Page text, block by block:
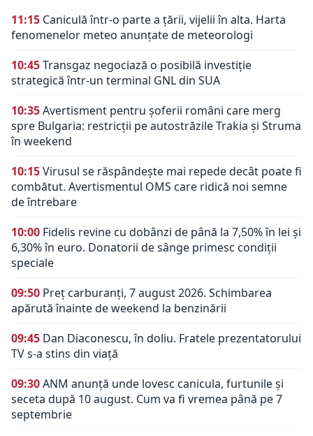
11:15 Caniculă într-o parte a țării, vijelii în alta. Harta
fenomenelor meteo anunțate de meteorologi
10:45Transgaz negociază o posibilă investiție
strategică într-un terminal GNL din SUA
10:35Avertisment pentru șoferii români care merg
spre Bulgaria: restricții pe autostrăzile Trakia și Struma
în weekend
10:15Virusul se răspândește mai repede decât poate fi
combătut. Avertismentul OMS care ridică noi semne
de întrebare
10:00 Fidelis revine cu dobânzi de până la 7,50% în lei și
6,30% în euro. Donatorii de sânge primesc condiții
speciale
09:50 Preț carburanți, 7 august 2026. Schimbarea
apărută înainte de weekend la benzinării
09:45 Dan Diaconescu, în doliu. Fratele prezentatorului
TV s-a stins din viață
09:30ANM anunță unde lovesc canicula, furtunile și
seceta după 10 august. Cum va fi vremea până pe 7
septembrie